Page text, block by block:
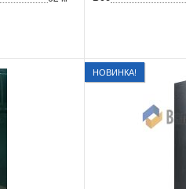
НОВИНКА!